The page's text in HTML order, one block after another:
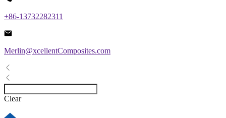
+86-13732282311
Merlin@xcellentComposites.com
Clear